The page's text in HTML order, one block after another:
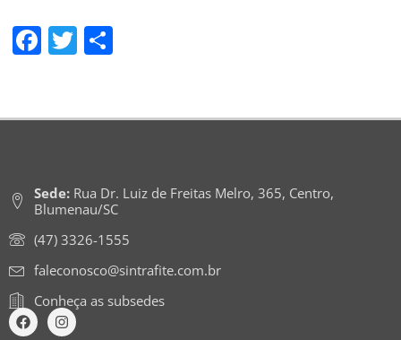
Facebook
Twitter
Sede:Rua Dr. Luiz de Freitas Melro, 365, Centro,
Blumenau/SC
(47) 3326-1555
faleconosco@sintrafite.com.br
Conheça as subsedes